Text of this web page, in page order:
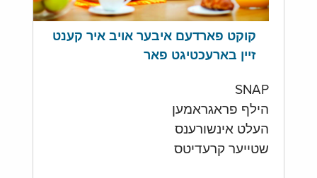
קוקט פארדעם איבער אויב איר קענט
זיין בארעכטיגט פאר
SNAP
הילף פראגראמען
העלט אינשורענס
שטייער קרעדיטס